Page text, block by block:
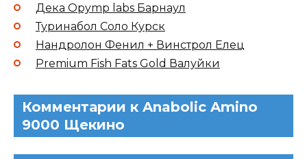
Дека Opymp labs Барнаул
Туринабол Соло Курск
Нандролон Фенил + Винстрол Елец
Premium Fish Fats Gold Валуйки
Комментарии к Anabolic Amino
9000 Щекино